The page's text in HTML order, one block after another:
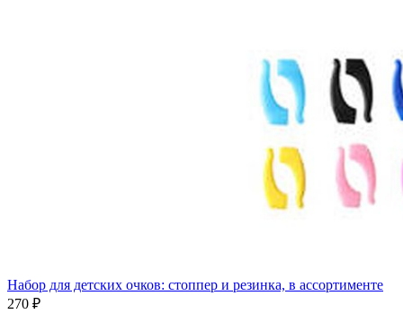
Набор для детских очков: стоппер и резинка, в ассортименте
270 ₽